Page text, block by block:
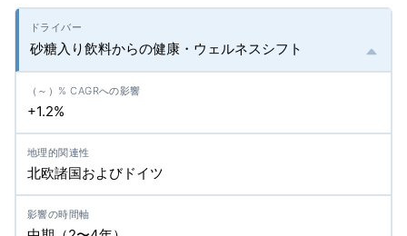
砂糖入り飲料からの健康・ウェルネスシフト
+1.2%
北欧諸国およびドイツ